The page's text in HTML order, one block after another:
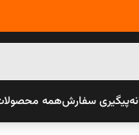
پیگیری سفارشهمه